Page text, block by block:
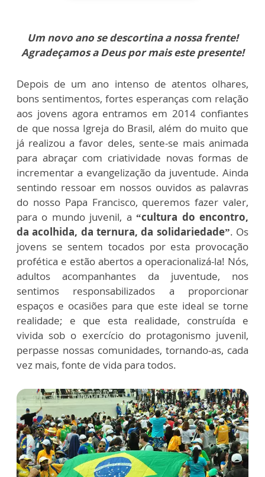
Um novo ano se descortina a nossa frente!
Agradeçamos a Deus por mais este presente!
Depois de um ano intenso de atentos olhares,
bons sentimentos, fortes esperanças com relação
aos jovens agora entramos em 2014 confiantes
de que nossa Igreja do Brasil, além do muito que
já realizou a favor deles, sente-se mais animada
para abraçar com criatividade novas formas de
incrementar a evangelização da juventude. Ainda
sentindo ressoar em nossos ouvidos as palavras
do nosso Papa Francisco, queremos fazer valer,
para o mundo juvenil, a “cultura do encontro,
da acolhida, da ternura, da solidariedade”. Os
jovens se sentem tocados por esta provocação
profética e estão abertos a operacionalizá-la! Nós,
adultos acompanhantes da juventude, nos
sentimos responsabilizados a proporcionar
espaços e ocasiões para que este ideal se torne
realidade; e que esta realidade, construída e
vivida sob o exercício do protagonismo juvenil,
perpasse nossas comunidades, tornando-as, cada
vez mais, fonte de vida para todos.